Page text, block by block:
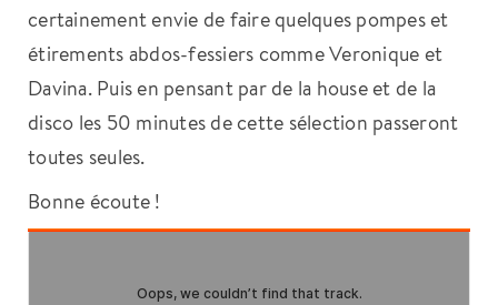
certainement envie de faire quelques pompes et
étirements abdos-fessiers comme Veronique et
Davina. Puis en pensant par de la house et de la
disco les 50 minutes de cette sélection passeront
toutes seules.
Bonne écoute !